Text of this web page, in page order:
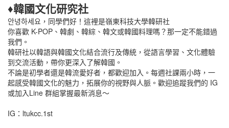
♦韓國文化研究社
안녕하세요，同學們好！這裡是嶺東科技大學韓研社
你喜歡 K-POP、韓劇、韓綜、韓文或韓國料理嗎？那一定不能錯過
我們。
韓研社以韓語與韓國文化結合流行及傳統，從語言學習、文化體驗
到交流活動，帶你更深入了解韓國。
不論是初學者還是韓流愛好者，都歡迎加入。每週社課兩小時，一
起感受韓國文化的魅力，拓展你的視野與人脈。歡迎追蹤我們的 IG
或加入Line 群組掌握最新消息～
IG：ltukcc.1st